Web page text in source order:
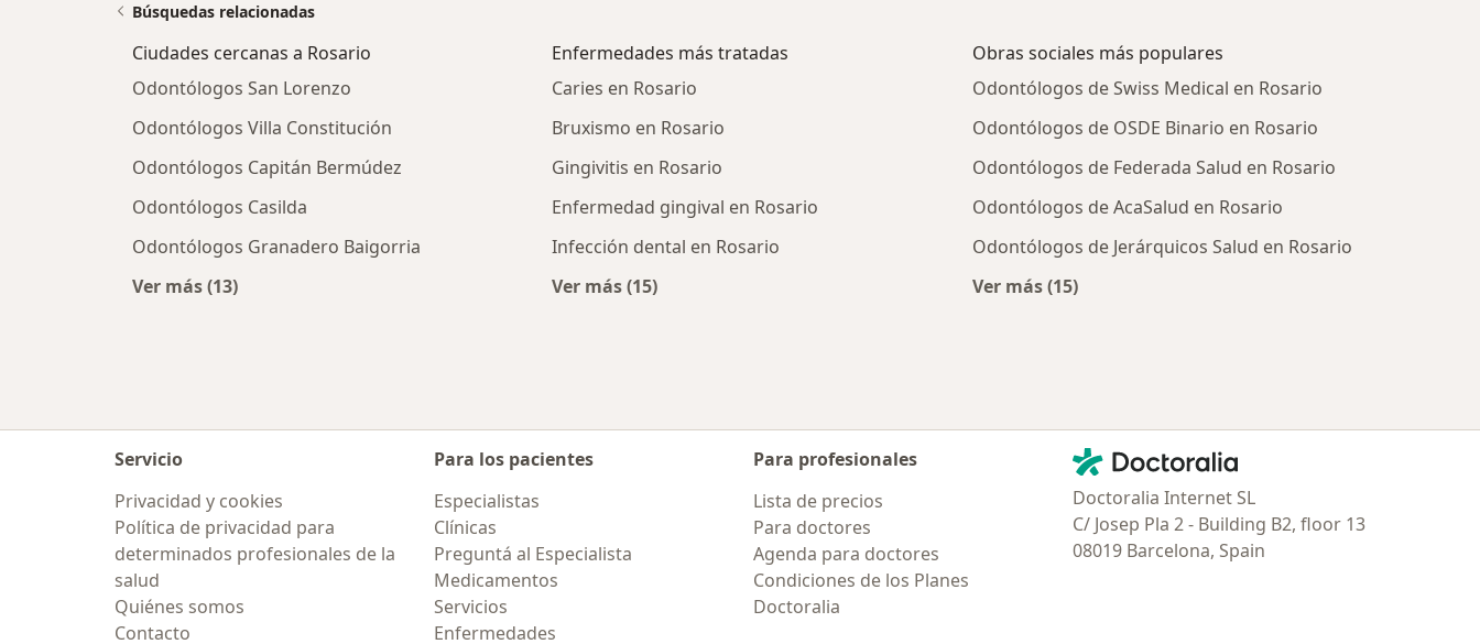
Búsquedas relacionadas
Ciudades cercanas a Rosario
Odontólogos San Lorenzo
Odontólogos Villa Constitución
Odontólogos Capitán Bermúdez
Odontólogos Casilda
Odontólogos Granadero Baigorria
Ver más (13)
Enfermedades más tratadas
Caries en Rosario
Bruxismo en Rosario
Gingivitis en Rosario
Enfermedad gingival en Rosario
Infección dental en Rosario
Ver más (15)
Obras sociales más populares
Odontólogos de Swiss Medical en Rosario
Odontólogos de OSDE Binario en Rosario
Odontólogos de Federada Salud en Rosario
Odontólogos de AcaSalud en Rosario
Odontólogos de Jerárquicos Salud en Rosario
Ver más (15)
Servicio
Privacidad y cookies
Política de privacidad para
determinados profesionales de la
salud
Quiénes somos
Contacto
Para los pacientes
Especialistas
Clínicas
Preguntá al Especialista
Medicamentos
Servicios
Enfermedades
Para profesionales
Lista de precios
Para doctores
Agenda para doctores
Condiciones de los Planes
Doctoralia
Contacto
Doctoralia - Página de inicio
Doctoralia Internet SL
C/ Josep Pla 2 - Building B2, floor 13
08019 Barcelona, Spain